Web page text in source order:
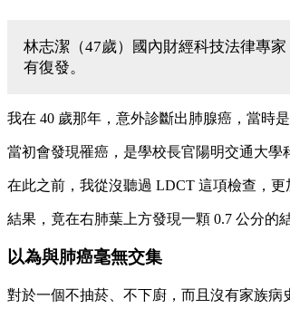
林志潔（47歲）國內財經科技法律專
有復發。
我在 40 歲那年，意外診斷出肺腺癌，當時
當初會發現罹癌，是學校長官陽明交通大學
在此之前，我從沒聽過 LDCT 這項檢查，
結果，竟在右肺葉上方發現一顆 0.7 公分的
以為與肺癌毫無交集
對於一個不抽菸、不下廚，而且沒有家族病